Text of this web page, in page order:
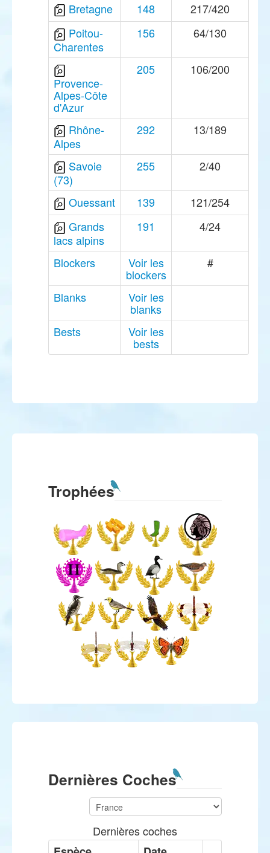
Bretagne 148
217/420
Poitou-
Charentes
156 64/130
Provence-
Alpes-Côte
d'Azur
205 106/200
Rhône-
Alpes
292 13/189
Savoie
(73)
255 2/40
Ouessant 139
121/254
Grands
lacs alpins
191 4/24
Blockers Voir les
blockers
#
Blanks Voir les
blanks
Bests
Voir les
bests
Trophées
Dernières Coches
Dernières coches